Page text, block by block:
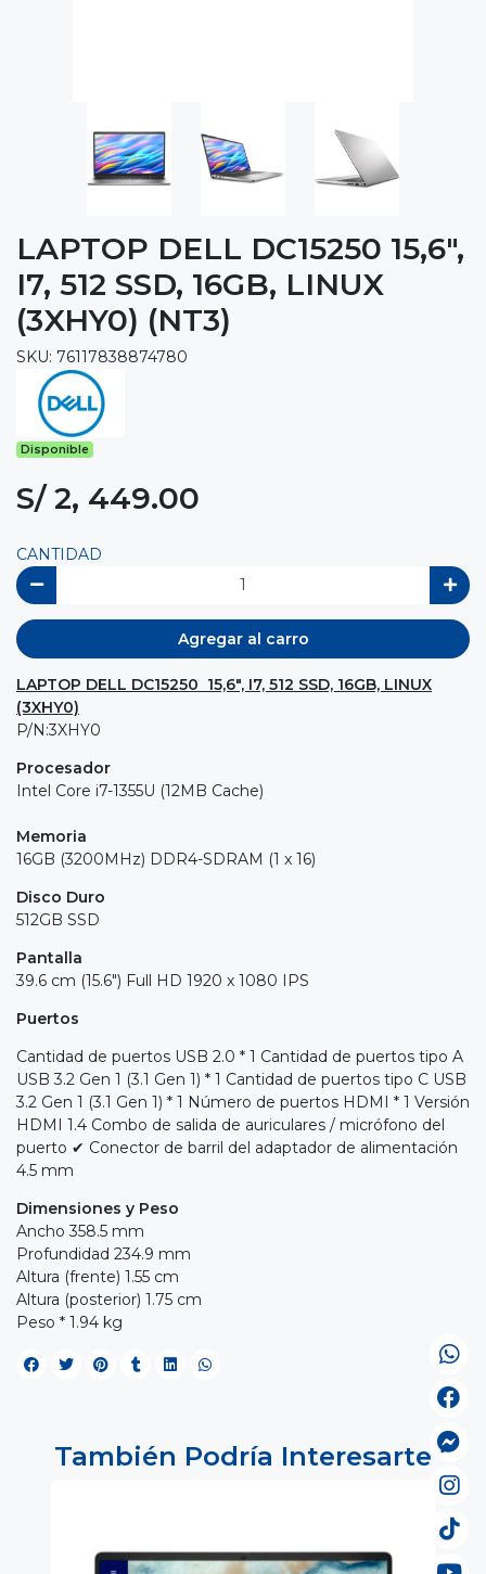
LAPTOP DELL DC15250 15,6",
I7, 512 SSD, 16GB, LINUX
(3XHY0) (NT3)
SKU: 76117838874780
Disponible
S/ 2, 449.00
CANTIDAD
Agregar al carro
LAPTOP DELL DC15250 15,6", I7, 512 SSD, 16GB, LINUX
(3XHY0)
P/N:3XHY0
Procesador
Intel Core i7-1355U (12MB Cache)
Memoria
16GB (3200MHz) DDR4-SDRAM (1 x 16)
Disco Duro
512GB SSD
Pantalla
39.6 cm (15.6") Full HD 1920 x 1080 IPS
Puertos
Cantidad de puertos USB 2.0 * 1 Cantidad de puertos tipo A
USB 3.2 Gen 1 (3.1 Gen 1) * 1 Cantidad de puertos tipo C USB
3.2 Gen 1 (3.1 Gen 1) * 1 Número de puertos HDMI * 1 Versión
HDMI 1.4 Combo de salida de auriculares / micrófono del
puerto ✔ Conector de barril del adaptador de alimentación
4.5 mm
Dimensiones y Peso
Ancho 358.5 mm
Profundidad 234.9 mm
Altura (frente) 1.55 cm
Altura (posterior) 1.75 cm
Peso * 1.94 kg
También Podría Interesarte